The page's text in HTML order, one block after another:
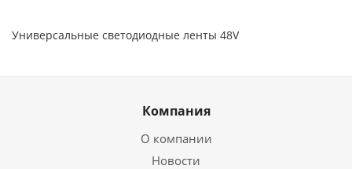
Универсальные светодиодные ленты 48V
Компания
О компании
Новости